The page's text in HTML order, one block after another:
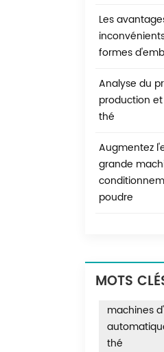
Les
formes
Analyse du
production
thé
Augmentez
grande
poudre
MOTS
machines
thé